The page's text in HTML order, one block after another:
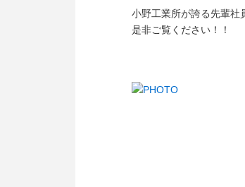
小野工業所が誇る先輩社
是非ご覧ください！！